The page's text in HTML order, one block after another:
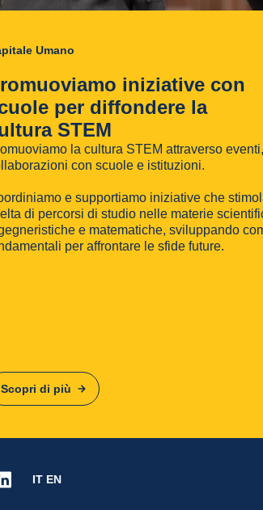
Umano
iniziative con
per diffondere la
STEM
la cultura STEM attraverso
con scuole e istituzioni.
e supportiamo iniziative che
di percorsi di studio nelle materie
e matematiche, sviluppando
per affrontare le sfide future.
Scopri di più
IT EN